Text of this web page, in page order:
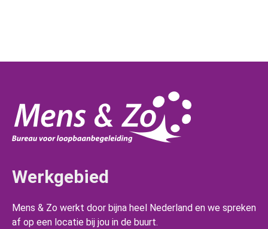
Werkgebied
Mens & Zo werkt door bijna heel Nederland en we spreken
af op een locatie bij jou in de buurt.